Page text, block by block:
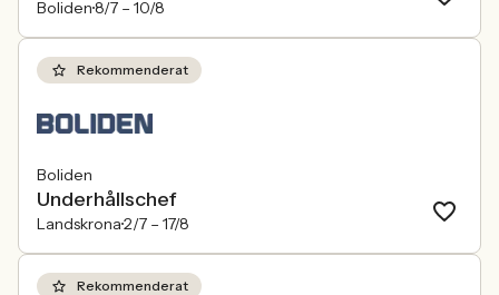
Boliden8/7 – 10/8
Rekommenderat
Boliden
Underhållschef
Landskrona2/7 – 17/8
Rekommenderat